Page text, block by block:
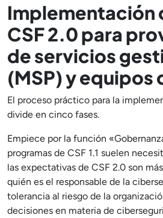
Implementación
CSF 2.0 para
de servicios
(MSP) y equipos
El proceso práctico para la
divide en cinco fases.
Empiece por la función
programas de CSF 1.1 suelen
las expectativas de CSF 2.0 son
quién es el responsable de la
tolerancia al riesgo de la
decisiones en materia de